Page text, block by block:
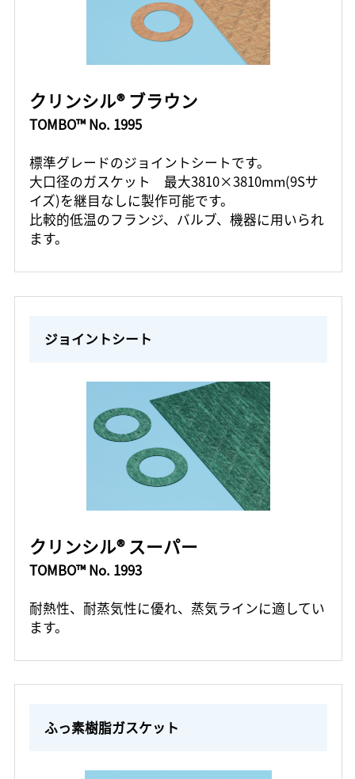
クリンシル® ブラウン
TOMBO™ No. 1995
標準グレードのジョイントシートです。
大口径のガスケット 最大3810×3810mm(9Sサ
イズ)を継目なしに製作可能です。
比較的低温のフランジ、バルブ、機器に用いられ
ます。
ジョイントシート
クリンシル® スーパー
TOMBO™ No. 1993
耐熱性、耐蒸気性に優れ、蒸気ラインに適してい
ます。
ふっ素樹脂ガスケット